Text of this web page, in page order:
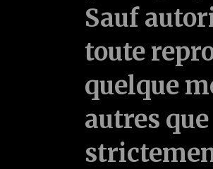
Sauf
toute
quelque
autres